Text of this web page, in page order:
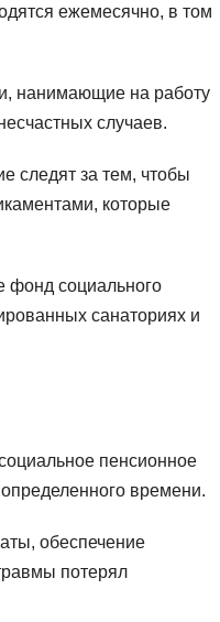
ежемесячно, в том
нанимающие на работу
случаев.
следят за тем, чтобы
которые
фонд социального
санаториях и
пенсионное
времени.
обеспечение
потерял